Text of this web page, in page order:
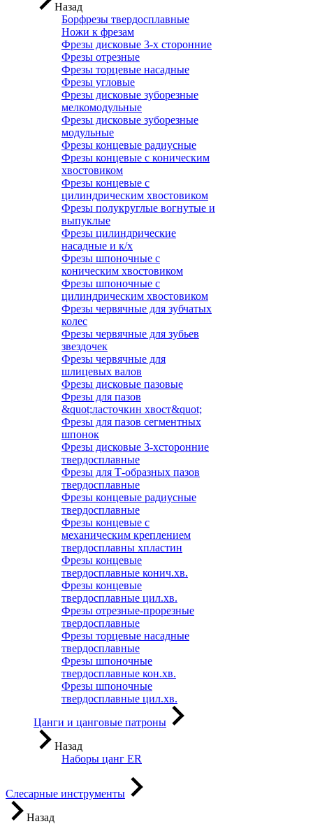
Назад
Борфрезы твердосплавные
Ножи к фрезам
Фрезы дисковые 3-х сторонние
Фрезы отрезные
Фрезы торцевые насадные
Фрезы угловые
Фрезы дисковые зуборезные
мелкомодульные
Фрезы дисковые зуборезные
модульные
Фрезы концевые радиусные
Фрезы концевые с коническим
хвостовиком
Фрезы концевые с
цилиндрическим хвостовиком
Фрезы полукруглые вогнутые и
выпуклые
Фрезы цилиндрические
насадные и к/х
Фрезы шпоночные с
коническим хвостовиком
Фрезы шпоночные с
цилиндрическим хвостовиком
Фрезы червячные для зубчатых
колес
Фрезы червячные для зубьев
звездочек
Фрезы червячные для
шлицевых валов
Фрезы дисковые пазовые
Фрезы для пазов
&quot;ласточкин хвост&quot;
Фрезы для пазов сегментных
шпонок
Фрезы дисковые 3-хсторонние
твердосплавные
Фрезы для Т-образных пазов
твердосплавные
Фрезы концевые радиусные
твердосплавные
Фрезы концевые с
механическим креплением
твердосплавны хпластин
Фрезы концевые
твердосплавные конич.хв.
Фрезы концевые
твердосплавные цил.хв.
Фрезы отрезные-прорезные
твердосплавные
Фрезы торцевые насадные
твердосплавные
Фрезы шпоночные
твердосплавные кон.хв.
Фрезы шпоночные
твердосплавные цил.хв.
Цанги и цанговые патроны
Назад
Наборы цанг ER
Слесарные инструменты
Назад